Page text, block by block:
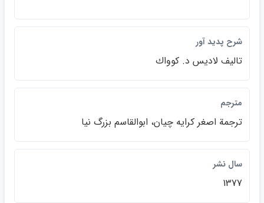
شرح پديد آور
تاليف لاديس د. كوواك
مترجم
ترجمة اصغر كرايه چيان، ابوالقاسم بزرگ نيا
سال نشر
1377